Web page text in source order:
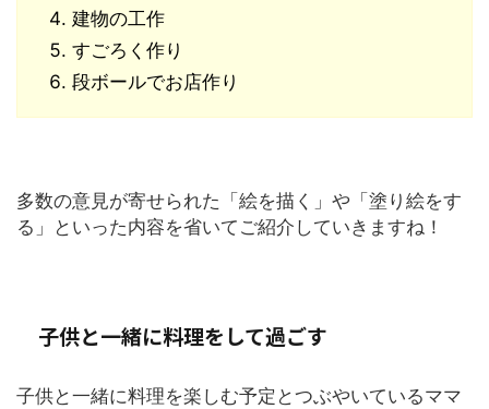
建物の工作
すごろく作り
段ボールでお店作り
多数の意見が寄せられた「絵を描く」や「塗り絵をす
る」といった内容を省いてご紹介していきますね！
子供と一緒に料理をして過ごす
子供と一緒に料理を楽しむ予定とつぶやいているママ